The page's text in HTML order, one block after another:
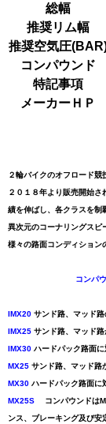
総幅
推奨リム幅
推奨空気圧
コンパウンド
特記事項
メーカーＨＰ
２輪バイクのオフロード競
２０１８年より販売開始
績を伸ばし、各クラスを制
異次元のコーナリングスピ
様々の路面コンディション
コンパウ
IMX20 サンド路、マッド
IMX25 サンド路、マッド
IMX30 ハードパック路面
MX25 サンド路、マッド路
MX30 ハードパック路面に
MX25S コンパウンドは
ンス、ブレーキング及び安